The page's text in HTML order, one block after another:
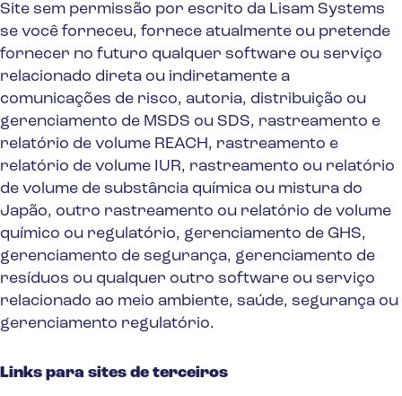
Site sem permissão por escrito da Lisam Systems
se você forneceu, fornece atualmente ou pretende
fornecer no futuro qualquer software ou serviço
relacionado direta ou indiretamente a
comunicações de risco, autoria, distribuição ou
gerenciamento de MSDS ou SDS, rastreamento e
relatório de volume REACH, rastreamento e
relatório de volume IUR, rastreamento ou relatório
de volume de substância química ou mistura do
Japão, outro rastreamento ou relatório de volume
químico ou regulatório, gerenciamento de GHS,
gerenciamento de segurança, gerenciamento de
resíduos ou qualquer outro software ou serviço
relacionado ao meio ambiente, saúde, segurança ou
gerenciamento regulatório.
Links para sites de terceiros